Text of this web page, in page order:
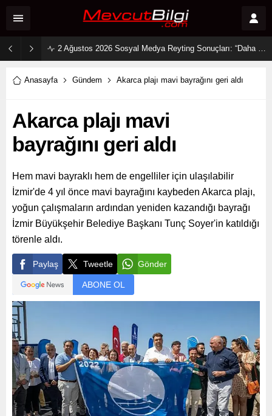
2 Ağustos 2026 Sosyal Medya Reyting Sonuçları: “Daha 17” Ekranlara Ambargo Koydu!
Anasayfa Gündem Akarca plajı mavi bayrağını geri aldı
Akarca plajı mavi
bayrağını geri aldı
Hem mavi bayraklı hem de engelliler için ulaşılabilir
İzmir'de 4 yıl önce mavi bayrağını kaybeden Akarca plajı,
yoğun çalışmaların ardından yeniden kazandığı bayrağı
İzmir Büyükşehir Belediye Başkanı Tunç Soyer'in katıldığı
törenle aldı.
Paylaş Tweetle Gönder
ABONE OL